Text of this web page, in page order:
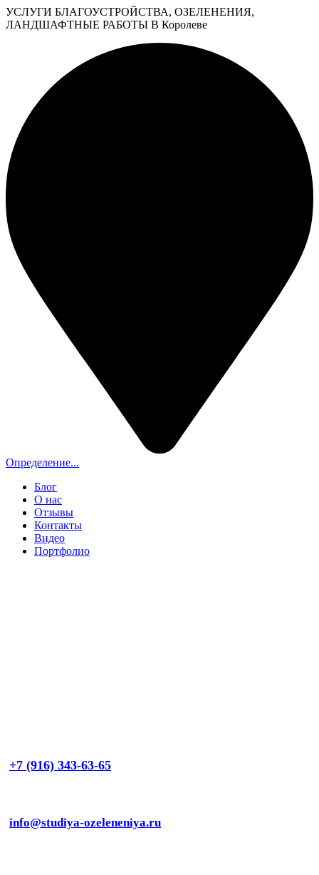
УСЛУГИ БЛАГОУСТРОЙСТВА, ОЗЕЛЕНЕНИЯ,
ЛАНДШАФТНЫЕ РАБОТЫ В Королеве
Определение...
Блог
О нас
Отзывы
Контакты
Видео
Портфолио
+7 (916) 343-63-65
info@studiya-ozeleneniya.ru